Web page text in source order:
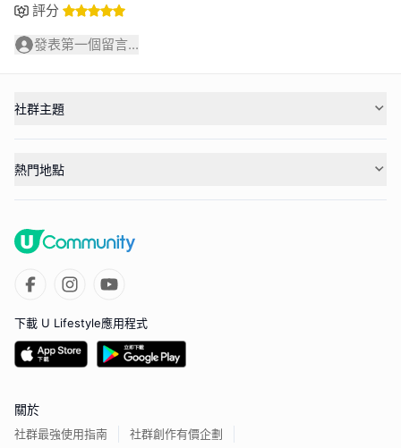
評分
發表第一個留言...
社群主題
熱門地點
下載 U Lifestyle應用程式
關於
社群最強使用指南 社群創作有價企劃